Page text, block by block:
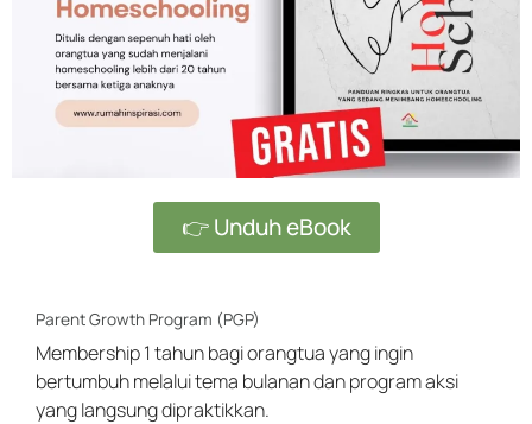
👉 Unduh eBook
Parent Growth Program (PGP)
Membership 1 tahun bagi orangtua yang ingin
bertumbuh melalui tema bulanan dan program aksi
yang langsung dipraktikkan.